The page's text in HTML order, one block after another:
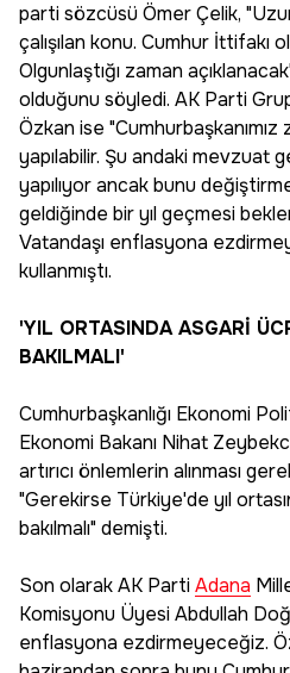
parti sözcüsü Ömer Çelik,
çalışılan konu. Cumhur İttifakı
Olgunlaştığı zaman
olduğunu söyledi. AK Parti
Özkan ise
yapılabilir. Şu andaki mevzuat
yapılıyor ancak bunu
geldiğinde bir yıl geçmesi
Vatandaşı enflasyona
kullanmıştı.
'YIL ORTASINDA ASGARİ
BAKILMALI'
Cumhurbaşkanlığı Ekonomi
Ekonomi Bakanı Nihat
artırıcı önlemlerin alınması
"Gerekirse Türkiye'de yıl
bakılmalı" demişti.
Son olarak AK PartiAdana
Komisyonu Üyesi Abdullah
enflasyona ezdirmeyeceğiz.